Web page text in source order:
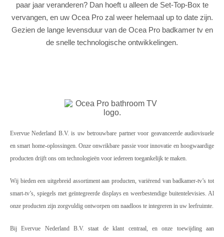
paar jaar veranderen? Dan hoeft u alleen de Set-Top-Box te
vervangen, en uw Ocea Pro zal weer helemaal up to date zijn.
Gezien de lange levensduur van de Ocea Pro badkamer tv en
de snelle technologische ontwikkelingen.
Evervue Nederland B.V. is uw betrouwbare partner voor geavanceerde audiovisuele
en smart home-oplossingen. Onze onwrikbare passie voor innovatie en hoogwaardige
producten drijft ons om technologieën voor iedereen toegankelijk te maken.
Wij bieden een uitgebreid assortiment aan producten, variërend van badkamer-tv’s tot
smart-tv’s, spiegels met geïntegreerde displays en weerbestendige buitentelevisies. Al
onze producten zijn zorgvuldig ontworpen om naadloos te integreren in uw leefruimte.
Bij Evervue Nederland B.V. staat de klant centraal, en onze toewijding aan